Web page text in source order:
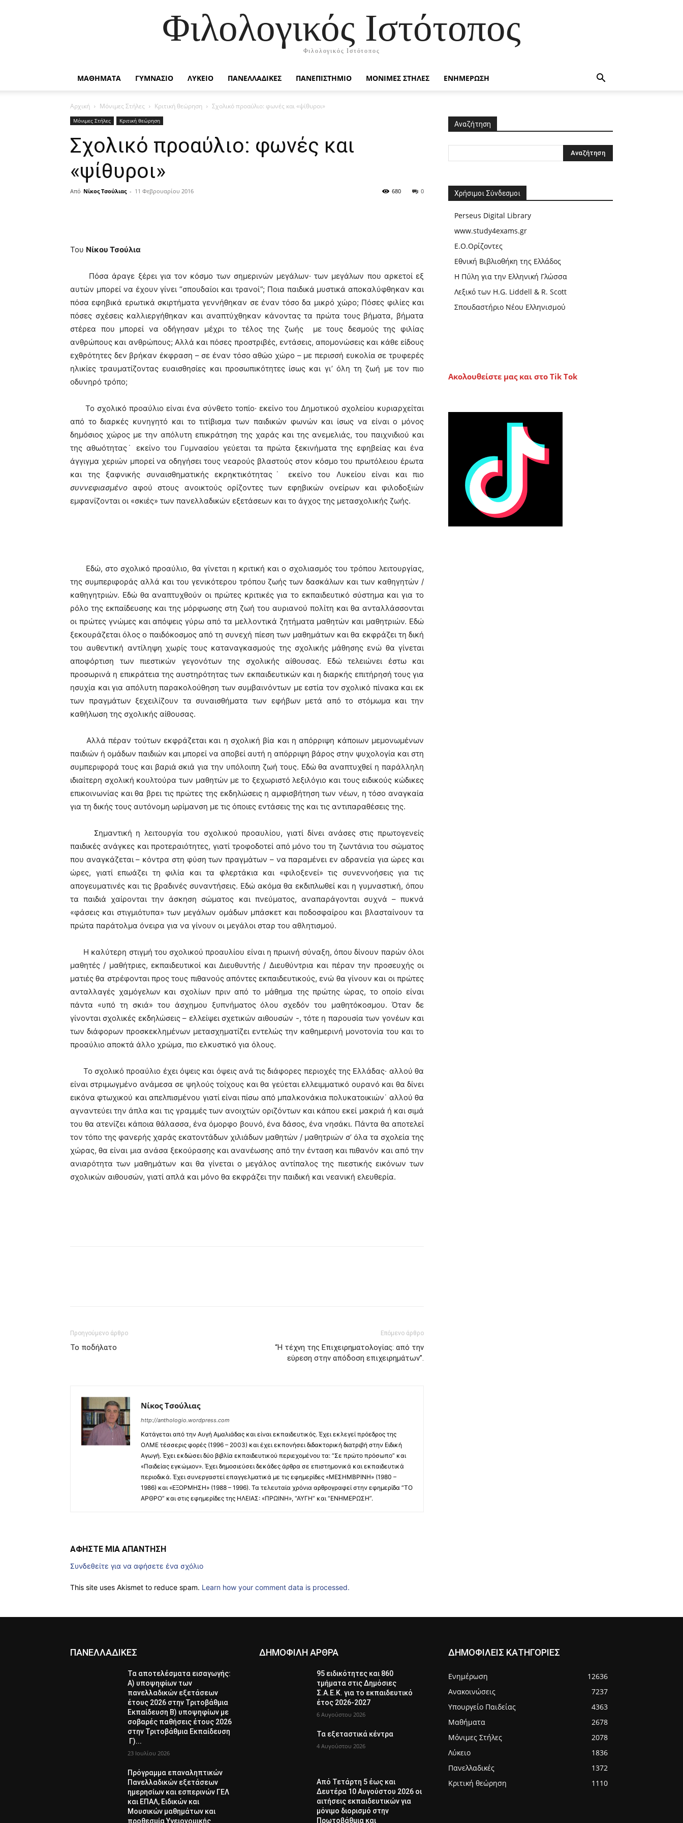
Φιλολογικός Ιστότοπος
Φιλολογικός Ιστότοπος
ΜΑΘΗΜΑΤΑ ΓΥΜΝΑΣΙΟ ΛΥΚΕΙΟ ΠΑΝΕΛΛΑΔΙΚΕΣ ΠΑΝΕΠΙΣΤΗΜΙΟ ΜΟΝΙΜΕΣ ΣΤΗΛΕΣ ΕΝΗΜΕΡΩΣΗ
Αρχική Μόνιμες Στήλες Κριτική θεώρηση Σχολικό προαύλιο: φωνές και «ψίθυροι»
Μόνιμες Στήλες Κριτική θεώρηση
Σχολικό προαύλιο: φωνές και
«ψίθυροι»
Από Νίκος Τσούλιας - 11 Φεβρουαρίου 2016 0
680
Του Νίκου Τσούλια
Πόσα άραγε ξέρει για τον κόσμο των σημερινών μεγάλων· των μεγάλων που αρκετοί εξ
αυτών μπορεί να έχουν γίνει “σπουδαίοι και τρανοί”; Ποια παιδικά μυστικά αποκαλύφθηκαν και
πόσα εφηβικά ερωτικά σκιρτήματα γεννήθηκαν σε έναν τόσο δα μικρό χώρο; Πόσες φιλίες και
πόσες σχέσεις καλλιεργήθηκαν και αναπτύχθηκαν κάνοντας τα πρώτα τους βήματα, βήματα
στέρεα που μπορεί να οδήγησαν μέχρι το τέλος της ζωής με τους δεσμούς της φιλίας
ανθρώπους και ανθρώπους; Αλλά και πόσες προστριβές, εντάσεις, απομονώσεις και κάθε είδους
εχθρότητες δεν βρήκαν έκφραση – σε έναν τόσο αθώο χώρο – με περισσή ευκολία σε τρυφερές
ηλικίες τραυματίζοντας ευαισθησίες και προσωπικότητες ίσως και γι’ όλη τη ζωή με τον πιο
οδυνηρό τρόπο;
Το σχολικό προαύλιο είναι ένα σύνθετο τοπίο· εκείνο του Δημοτικού σχολείου κυριαρχείται
από το διαρκές κυνηγητό και το τιτίβισμα των παιδικών φωνών και ίσως να είναι ο μόνος
δημόσιος χώρος με την απόλυτη επικράτηση της χαράς και της ανεμελιάς, του παιχνιδιού και
της αθωότητας˙ εκείνο του Γυμνασίου γεύεται τα πρώτα ξεκινήματα της εφηβείας και ένα
άγγιγμα χεριών μπορεί να οδηγήσει τους νεαρούς βλαστούς στον κόσμο του πρωτόλειου έρωτα
και της ξαφνικής συναισθηματικής εκρηκτικότητας˙ εκείνο του Λυκείου είναι και πιο
συννεφιασμένο αφού στους ανοικτούς ορίζοντες των εφηβικών ονείρων και φιλοδοξιών
εμφανίζονται οι «σκιές» των πανελλαδικών εξετάσεων και το άγχος της μετασχολικής ζωής.
Εδώ, στο σχολικό προαύλιο, θα γίνεται η κριτική και ο σχολιασμός του τρόπου λειτουργίας,
της συμπεριφοράς αλλά και του γενικότερου τρόπου ζωής των δασκάλων και των καθηγητών /
καθηγητριών. Εδώ θα αναπτυχθούν οι πρώτες κριτικές για το εκπαιδευτικό σύστημα και για το
ρόλο της εκπαίδευσης και της μόρφωσης στη ζωή του αυριανού πολίτη και θα ανταλλάσσονται
οι πρώτες γνώμες και απόψεις γύρω από τα μελλοντικά ζητήματα μαθητών και μαθητριών. Εδώ
ξεκουράζεται όλος ο παιδόκοσμος από τη συνεχή πίεση των μαθημάτων και θα εκφράζει τη δική
του αυθεντική αντίληψη χωρίς τους καταναγκασμούς της σχολικής μάθησης ενώ θα γίνεται
αποφόρτιση των πιεστικών γεγονότων της σχολικής αίθουσας. Εδώ τελειώνει έστω και
προσωρινά η επικράτεια της αυστηρότητας των εκπαιδευτικών και η διαρκής επιτήρησή τους για
ησυχία και για απόλυτη παρακολούθηση των συμβαινόντων με εστία τον σχολικό πίνακα και εκ
των πραγμάτων ξεχειλίζουν τα συναισθήματα των εφήβων μετά από το στόμωμα και την
καθήλωση της σχολικής αίθουσας.
Αλλά πέραν τούτων εκφράζεται και η σχολική βία και η απόρριψη κάποιων μεμονωμένων
παιδιών ή ομάδων παιδιών και μπορεί να αποβεί αυτή η απόρριψη βάρος στην ψυχολογία και στη
συμπεριφορά τους και βαριά σκιά για την υπόλοιπη ζωή τους. Εδώ θα αναπτυχθεί η παράλληλη
ιδιαίτερη σχολική κουλτούρα των μαθητών με το ξεχωριστό λεξιλόγιο και τους ειδικούς κώδικες
επικοινωνίας και θα βρει τις πρώτες της εκδηλώσεις η αμφισβήτηση των νέων, η τόσο αναγκαία
για τη δικής τους αυτόνομη ωρίμανση με τις όποιες εντάσεις της και τις αντιπαραθέσεις της.
Σημαντική η λειτουργία του σχολικού προαυλίου, γιατί δίνει ανάσες στις πρωτογενείς
παιδικές ανάγκες και προτεραιότητες, γιατί τροφοδοτεί από μόνο του τη ζωντάνια του σώματος
που αναγκάζεται – κόντρα στη φύση των πραγμάτων – να παραμένει εν αδρανεία για ώρες και
ώρες, γιατί επωάζει τη φιλία και τα φλερτάκια και «φιλοξενεί» τις συνεννοήσεις για τις
απογευματινές και τις βραδινές συναντήσεις. Εδώ ακόμα θα εκδιπλωθεί και η γυμναστική, όπου
τα παιδιά χαίρονται την άσκηση σώματος και πνεύματος, αναπαράγονται συχνά – πυκνά
«φάσεις και στιγμιότυπα» των μεγάλων ομάδων μπάσκετ και ποδοσφαίρου και βλασταίνουν τα
πρώτα παράτολμα όνειρα για να γίνουν οι μεγάλοι σταρ του αθλητισμού.
Η καλύτερη στιγμή του σχολικού προαυλίου είναι η πρωινή σύναξη, όπου δίνουν παρών όλοι
μαθητές / μαθήτριες, εκπαιδευτικοί και Διευθυντής / Διευθύντρια και πέραν την προσευχής οι
ματιές θα στρέφονται προς τους πιθανούς απόντες εκπαιδευτικούς, ενώ θα γίνουν και οι πρώτες
ανταλλαγές χαμόγελων και σχολίων πριν από το μάθημα της πρώτης ώρας, το οποίο είναι
πάντα «υπό τη σκιά» του άσχημου ξυπνήματος όλου σχεδόν του μαθητόκοσμου. Όταν δε
γίνονται σχολικές εκδηλώσεις – ελλείψει σχετικών αιθουσών -, τότε η παρουσία των γονέων και
των διάφορων προσκεκλημένων μετασχηματίζει εντελώς την καθημερινή μονοτονία του και το
προαύλιο αποκτά άλλο χρώμα, πιο ελκυστικό για όλους.
Το σχολικό προαύλιο έχει όψεις και όψεις ανά τις διάφορες περιοχές της Ελλάδας· αλλού θα
είναι στριμωγμένο ανάμεσα σε ψηλούς τοίχους και θα γεύεται ελλειμματικό ουρανό και θα δίνει
εικόνα φτωχικού και απελπισμένου γιατί είναι πίσω από μπαλκονάκια πολυκατοικιών˙ αλλού θα
αγναντεύει την άπλα και τις γραμμές των ανοιχτών οριζόντων και κάπου εκεί μακριά ή και σιμά
του θα ατενίζει κάποια θάλασσα, ένα όμορφο βουνό, ένα δάσος, ένα νησάκι. Πάντα θα αποτελεί
τον τόπο της φανερής χαράς εκατοντάδων χιλιάδων μαθητών / μαθητριών σ’ όλα τα σχολεία της
χώρας, θα είναι μια ανάσα ξεκούρασης και ανανέωσης από την ένταση και πιθανόν και από την
ανιαρότητα των μαθημάτων και θα γίνεται ο μεγάλος αντίπαλος της πιεστικής εικόνων των
σχολικών αιθουσών, γιατί απλά και μόνο θα εκφράζει την παιδική και νεανική ελευθερία.
Προηγούμενο άρθρο
Το ποδήλατο
Επόμενο άρθρο
“Η τέχνη της Επιχειρηματολογίας: από την
εύρεση στην απόδοση επιχειρημάτων”.
Νίκος Τσούλιας
http://anthologio.wordpress.com
Κατάγεται από την Αυγή Αμαλιάδας και είναι εκπαιδευτικός. Έχει εκλεγεί πρόεδρος της
ΟΛΜΕ τέσσερις φορές (1996 – 2003) και έχει εκπονήσει διδακτορική διατριβή στην Ειδική
Αγωγή. Έχει εκδώσει δύο βιβλία εκπαιδευτικού περιεχομένου τα: “Σε πρώτο πρόσωπο” και
«Παιδείας εγκώμιον». Έχει δημοσιεύσει δεκάδες άρθρα σε επιστημονικά και εκπαιδευτικά
περιοδικά. Έχει συνεργαστεί επαγγελματικά με τις εφημερίδες «ΜΕΣΗΜΒΡΙΝΗ» (1980 –
1986) και «ΕΞΟΡΜΗΣΗ» (1988 – 1996). Τα τελευταία χρόνια αρθρογραφεί στην εφημερίδα “ΤΟ
ΑΡΘΡΟ” και στις εφημερίδες της ΗΛΕΙΑΣ: «ΠΡΩΙΝΗ», “ΑΥΓΗ” και “ΕΝΗΜΕΡΩΣΗ”.
ΑΦΗΣΤΕ ΜΙΑ ΑΠΑΝΤΗΣΗ
Συνδεθείτε για να αφήσετε ένα σχόλιο
This site uses Akismet to reduce spam. Learn how your comment data is processed.
Αναζήτηση
Χρήσιμοι Σύνδεσμοι
Perseus Digital Library
www.study4exams.gr
Ε.Ο.Ορίζοντες
Εθνική Βιβλιοθήκη της Ελλάδος
Η Πύλη για την Ελληνική Γλώσσα
Λεξικό των H.G. Liddell & R. Scott
Σπουδαστήριο Νέου Ελληνισμού
Ακολουθείστε μας και στο Tik Tok
ΠΑΝΕΛΛΑΔΙΚΕΣ
Τα αποτελέσματα εισαγωγής:
Α) υποψηφίων των
πανελλαδικών εξετάσεων
έτους 2026 στην Τριτοβάθμια
Εκπαίδευση Β) υποψηφίων με
σοβαρές παθήσεις έτους 2026
στην Τριτοβάθμια Εκπαίδευση
Γ)...
23 Ιουλίου 2026
Πρόγραμμα επαναληπτικών
Πανελλαδικών εξετάσεων
ημερησίων και εσπερινών ΓΕΛ
και ΕΠΑΛ, Ειδικών και
Μουσικών μαθημάτων και
προθεσμία Υγειονομικής
ΔΗΜΟΦΙΛΗ ΑΡΘΡΑ
95 ειδικότητες και 860
τμήματα στις Δημόσιες
Σ.Α.Ε.Κ. για το εκπαιδευτικό
έτος 2026-2027
6 Αυγούστου 2026
Τα εξεταστικά κέντρα
4 Αυγούστου 2026
Από Τετάρτη 5 έως και
Δευτέρα 10 Αυγούστου 2026 οι
αιτήσεις εκπαιδευτικών για
μόνιμο διορισμό στην
Πρωτοβάθμια και
ΔΗΜΟΦΙΛΕΙΣ ΚΑΤΗΓΟΡΙΕΣ
Ενημέρωση
12636
Ανακοινώσεις
7237
Υπουργείο Παιδείας
4363
Μαθήματα
2678
Μόνιμες Στήλες
2078
Λύκειο
1836
Πανελλαδικές
1372
Κριτική θεώρηση
1110